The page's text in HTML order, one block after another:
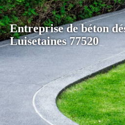
Entreprise de béton
Luisetaines 77520